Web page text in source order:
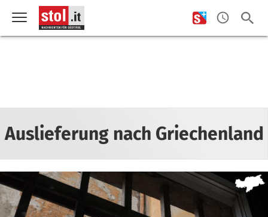
Auslieferung nach Griechenland